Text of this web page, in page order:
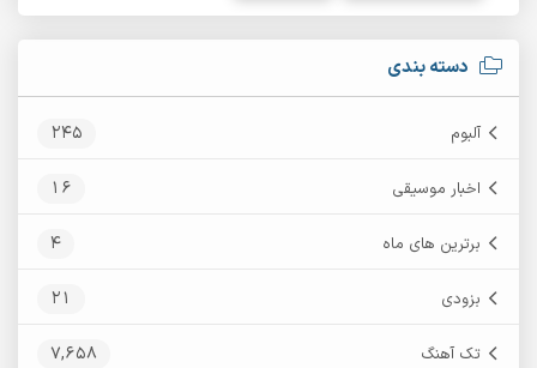
دسته بندی
آلبوم 245
اخبار موسیقی 16
برترین های ماه 4
بزودی 21
تک آهنگ 7,658